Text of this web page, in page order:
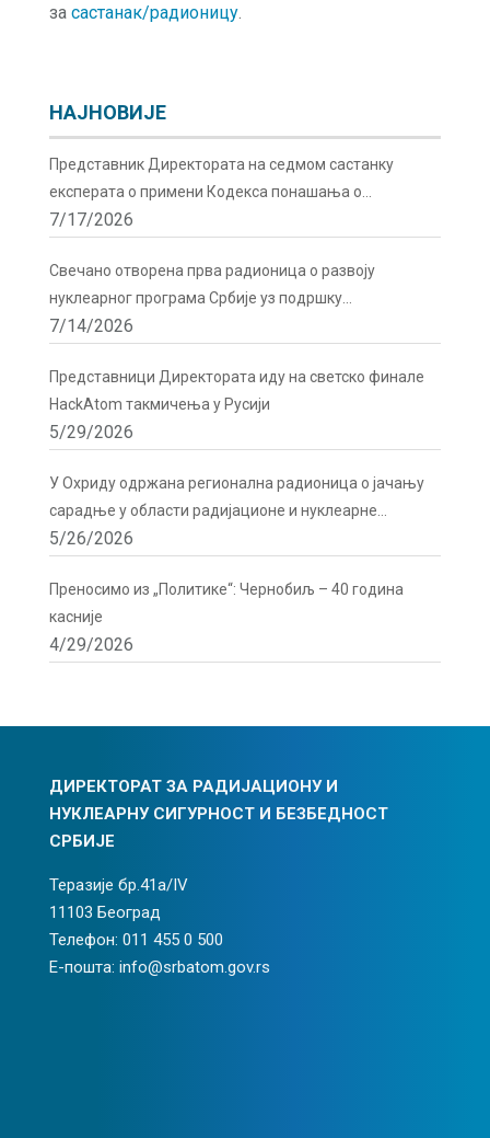
за састанак/радионицу.
НАЈНОВИЈЕ
Представник Директората на седмом састанку
експерата о примени Кодекса понашања о
сигурности и безбедности радиоактивних извора у
7/17/2026
Свечано отворена прва радионица о развоју
нуклеарног програма Србије уз подршку
Директората
7/14/2026
Представници Директората иду на светско финале
HackAtom такмичења у Русији
5/29/2026
У Охриду одржана регионална радионица о јачању
сарадње у области радијационе и нуклеарне
сигурности
5/26/2026
Преносимо из „Политике“: Чернобиљ – 40 година
касније
4/29/2026
ДИРЕКТОРАТ ЗА РАДИЈАЦИОНУ И
НУКЛЕАРНУ СИГУРНОСТ И БЕЗБЕДНОСТ
СРБИЈЕ
Теразије бр.41а/IV
11103 Београд
Телефон: 011 455 0 500
Е-пошта: info@srbatom.gov.rs